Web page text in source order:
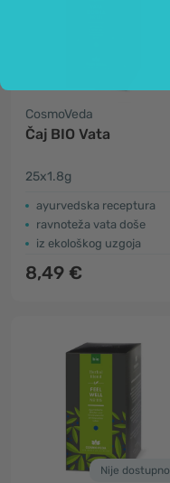
CosmoVeda
Čaj BIO Vata
25x1.8g
ayurvedska receptura
ravnoteža vata doše
iz ekološkog uzgoja
8,49 €
Nije dostupno